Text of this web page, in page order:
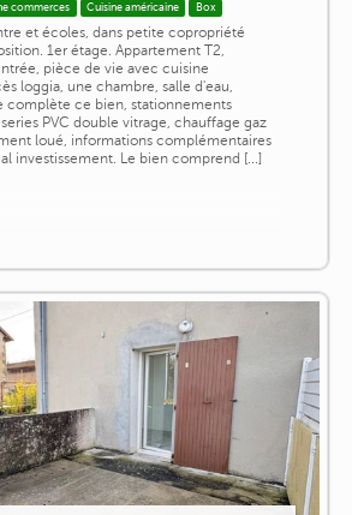
commerces Cuisine américaine Box
et écoles, dans petite copropriété
1er étage. Appartement T2,
pièce de vie avec cuisine
loggia, une chambre, salle d'eau,
complète ce bien, stationnements
PVC double vitrage, chauffage gaz
loué, informations complémentaires
investissement. Le bien comprend [...]